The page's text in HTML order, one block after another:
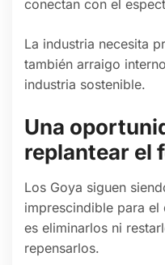
conectan con el
La industria necesita
también arraigo
industria sostenible.
Una
replantear el
Los Goya siguen
imprescindible para el
es eliminarlos ni
repensarlos.